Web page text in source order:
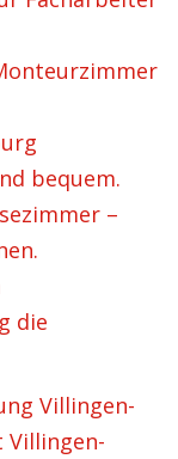
bequem.
–
die
Villingen-
Villingen-